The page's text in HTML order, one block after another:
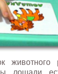
животного